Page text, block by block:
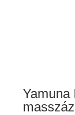
Yamuna